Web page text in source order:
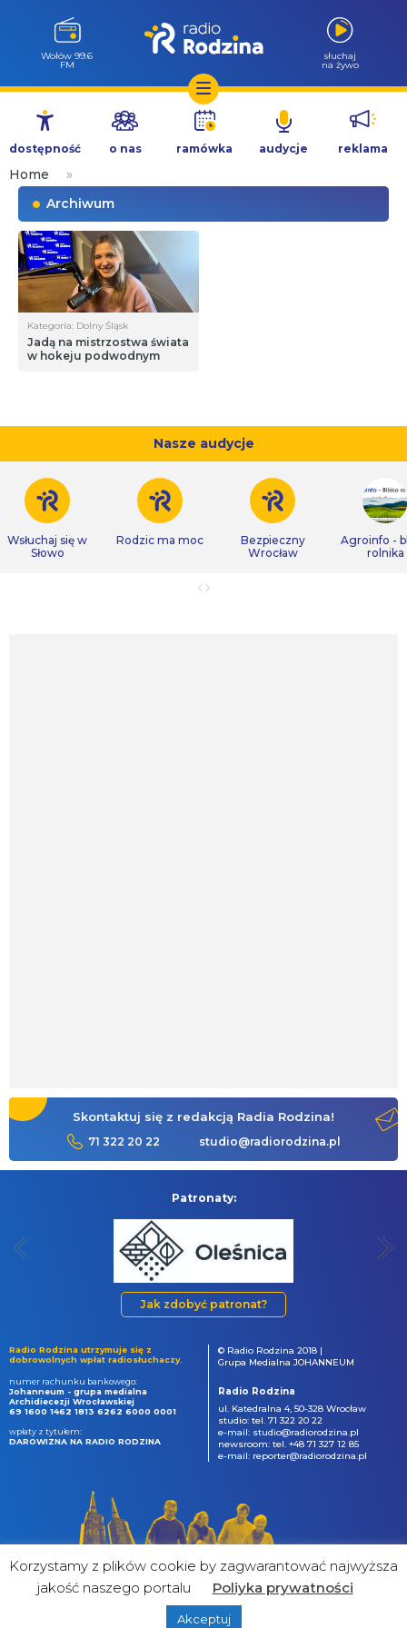
Przejdź
treści
Wołów 99.6
FM
słuchaj
na żywo
dostępność o nas ramówka audycje reklama
Home
»
Archiwum
Kategoria: Dolny Śląsk
Jadą na mistrzostwa świata
w hokeju podwodnym
Nasze audycje
Wsłuchaj się w
Słowo
Rodzic ma moc
Bezpieczny
Wrocław
Agroinfo -
rolnika
Skontaktuj się z redakcją Radia Rodzina!
71 322 20 22 studio@radiorodzina.pl
Patronaty:
Jak zdobyć patronat?
Radio Rodzina utrzymuje się z
dobrowolnych wpłat radiosłuchaczy.
numer rachunku bankowego:
Johanneum - grupa medialna
Archidiecezji Wrocławskiej
69 1600 1462 1813 6262 6000 0001
wpłaty z tytułem:
DAROWIZNA NA RADIO RODZINA
© Radio Rodzina 2018 |
Grupa Medialna JOHANNEUM
Radio Rodzina
ul. Katedralna 4, 50-328 Wrocław
studio: tel. 71 322 20 22
e-mail: studio@radiorodzina.pl
newsroom: tel. +48 71 327 12 85
e-mail: reporter@radiorodzina.pl
&
Korzystamy z plików cookie by zagwarantować najwyższa
jakość naszego portalu
Poliyka prywatności
Akceptuj